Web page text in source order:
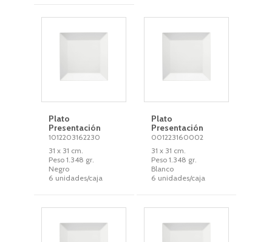
Plato
Presentación
1012203162230
31 x 31 cm.
Peso 1.348 gr.
Negro
6 unidades/caja
Plato
Presentación
001223160002
31 x 31 cm.
Peso 1.348 gr.
Blanco
6 unidades/caja